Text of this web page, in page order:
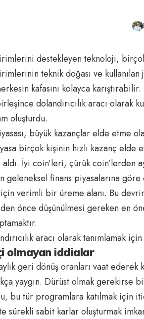
destekleyen teknoloji,
teknik doğası ve
kafasını kolayca
dolandırıcılık aracı olarak
oluşturdu.
büyük kazançlar elde etme
birçok kişinin hızlı kazanç elde
İyi coin’leri, çürük coin’lerden
geleneksel finans piyasalarına
için verimli bir üreme alanı. Bu
önce düşünülmesi gereken en
aracı olarak tanımlamak
olmayan iddialar
geri dönüş oranları vaat ederek
yaygın. Dürüst olmak gerekirse
bu tür programlara katılmak için
sürekli sabit karlar oluşturmak